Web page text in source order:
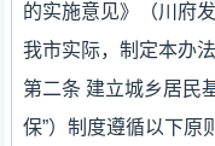
的实施意见》（川府
我市实际，制定本办法
第二条 建立城乡居民
保”）制度遵循以下原